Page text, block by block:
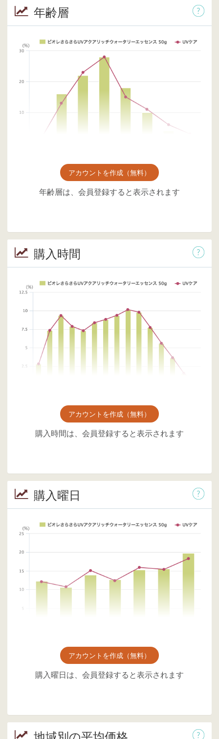
年齢層
アカウントを作成（無料）
年齢層は、会員登録すると表示されます
購入時間
アカウントを作成（無料）
購入時間は、会員登録すると表示されます
購入曜日
アカウントを作成（無料）
購入曜日は、会員登録すると表示されます